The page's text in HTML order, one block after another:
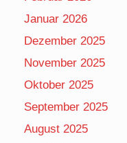
Januar 2026
Dezember 2025
November 2025
Oktober 2025
September 2025
August 2025